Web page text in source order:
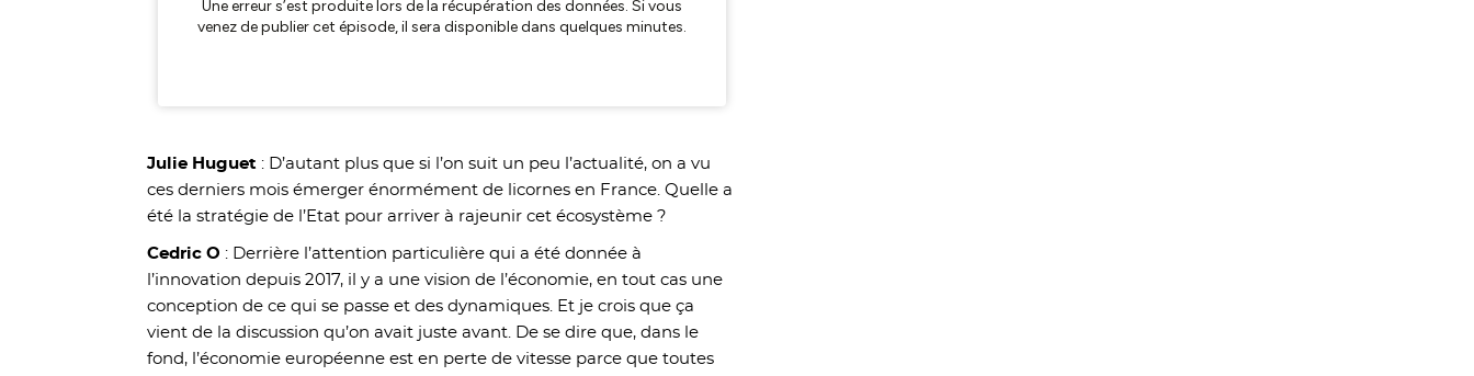
Julie Huguet : D’autant plus que si l’on suit un peu l’actualité, on a vu
ces derniers mois émerger énormément de licornes en France. Quelle a
été la stratégie de l’Etat pour arriver à rajeunir cet écosystème ?
Cedric O : Derrière l’attention particulière qui a été donnée à
l’innovation depuis 2017, il y a une vision de l’économie, en tout cas une
conception de ce qui se passe et des dynamiques. Et je crois que ça
vient de la discussion qu’on avait juste avant. De se dire que, dans le
fond, l’économie européenne est en perte de vitesse parce que toutes